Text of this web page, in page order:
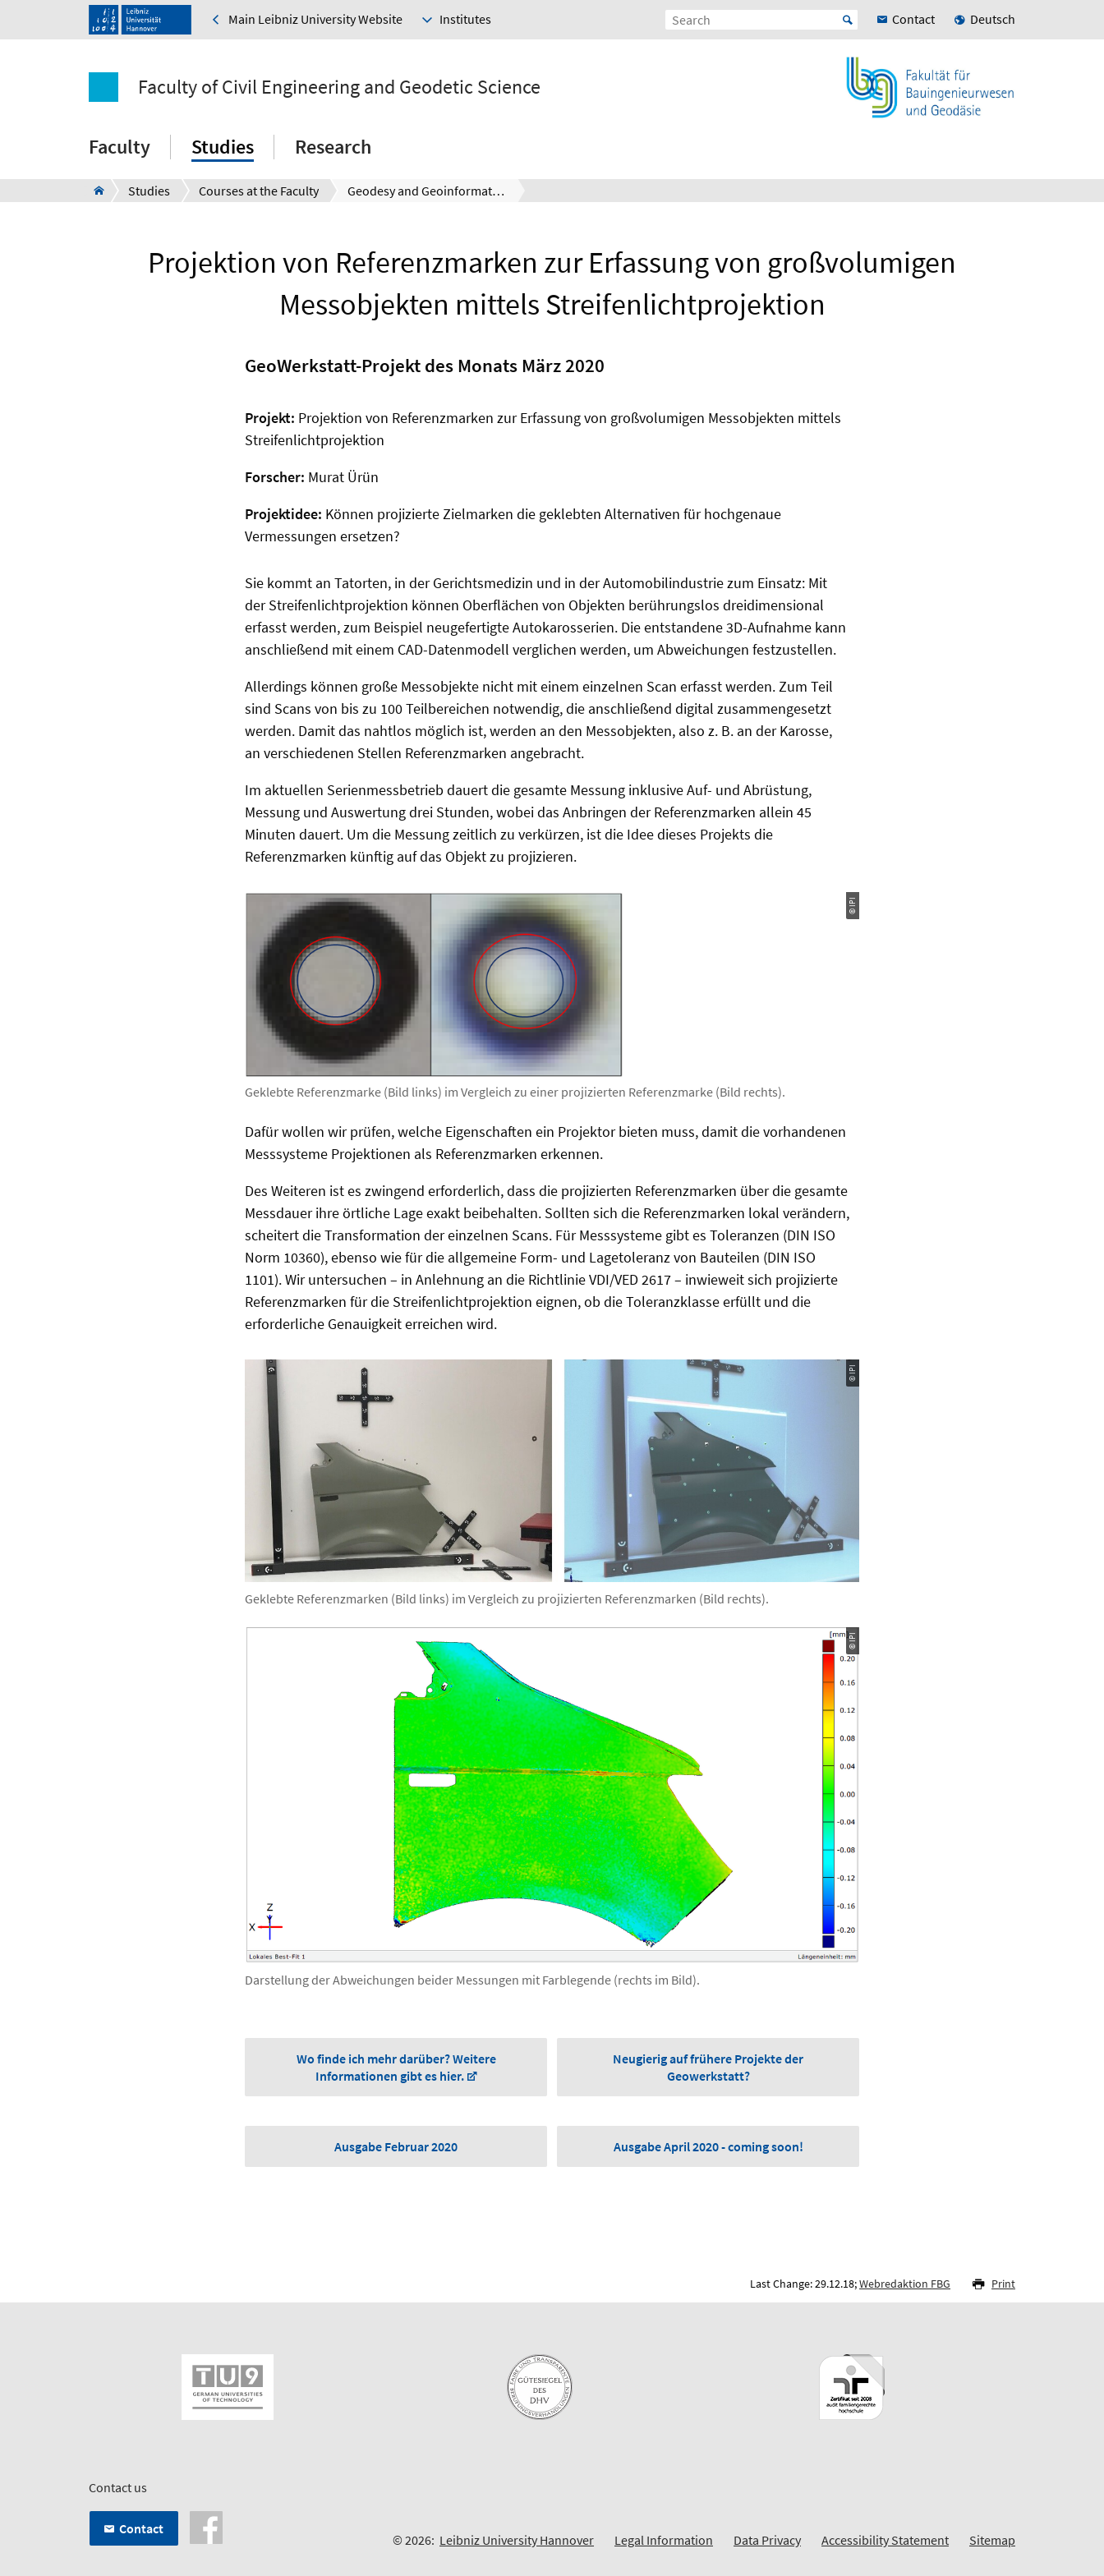
Main Leibniz University Website Institutes Contact Deutsch
Faculty of Civil Engineering and Geodetic Science
Faculty Studies Research
Studies Courses at the Faculty Geodesy and Geoinformatics
Projektion von Referenzmarken zur Erfassung von großvolumigen
Messobjekten mittels Streifenlichtprojektion
GeoWerkstatt-Projekt des Monats März 2020
Projekt: Projektion von Referenzmarken zur Erfassung von großvolumigen Messobjekten mittels
Streifenlichtprojektion
Forscher: Murat Ürün
Projektidee: Können projizierte Zielmarken die geklebten Alternativen für hochgenaue
Vermessungen ersetzen?
Sie kommt an Tatorten, in der Gerichtsmedizin und in der Automobilindustrie zum Einsatz: Mit
der Streifenlichtprojektion können Oberflächen von Objekten berührungslos dreidimensional
erfasst werden, zum Beispiel neugefertigte Autokarosserien. Die entstandene 3D-Aufnahme kann
anschließend mit einem CAD-Datenmodell verglichen werden, um Abweichungen festzustellen.
Allerdings können große Messobjekte nicht mit einem einzelnen Scan erfasst werden. Zum Teil
sind Scans von bis zu 100 Teilbereichen notwendig, die anschließend digital zusammengesetzt
werden. Damit das nahtlos möglich ist, werden an den Messobjekten, also z. B. an der Karosse,
an verschiedenen Stellen Referenzmarken angebracht.
Im aktuellen Serienmessbetrieb dauert die gesamte Messung inklusive Auf- und Abrüstung,
Messung und Auswertung drei Stunden, wobei das Anbringen der Referenzmarken allein 45
Minuten dauert. Um die Messung zeitlich zu verkürzen, ist die Idee dieses Projekts die
Referenzmarken künftig auf das Objekt zu projizieren.
© IPI
Geklebte Referenzmarke (Bild links) im Vergleich zu einer projizierten Referenzmarke (Bild rechts).
Dafür wollen wir prüfen, welche Eigenschaften ein Projektor bieten muss, damit die vorhandenen
Messsysteme Projektionen als Referenzmarken erkennen.
Des Weiteren ist es zwingend erforderlich, dass die projizierten Referenzmarken über die gesamte
Messdauer ihre örtliche Lage exakt beibehalten. Sollten sich die Referenzmarken lokal verändern,
scheitert die Transformation der einzelnen Scans. Für Messsysteme gibt es Toleranzen (DIN ISO
Norm 10360), ebenso wie für die allgemeine Form- und Lagetoleranz von Bauteilen (DIN ISO
1101). Wir untersuchen – in Anlehnung an die Richtlinie VDI/VED 2617 – inwieweit sich projizierte
Referenzmarken für die Streifenlichtprojektion eignen, ob die Toleranzklasse erfüllt und die
erforderliche Genauigkeit erreichen wird.
© IPI
Geklebte Referenzmarken (Bild links) im Vergleich zu projizierten Referenzmarken (Bild rechts).
© IPI
Darstellung der Abweichungen beider Messungen mit Farblegende (rechts im Bild).
Wo finde ich mehr darüber? Weitere
Informationen gibt es hier.
Neugierig auf frühere Projekte der
Geowerkstatt?
Ausgabe Februar 2020 Ausgabe April 2020 - coming soon!
Last Change: 29.12.18;Webredaktion FBG Print
Contact us
Contact
© 2026: Leibniz University Hannover Legal Information Data Privacy Accessibility Statement Sitemap